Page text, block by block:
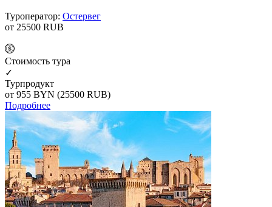
Туроператор: Остервег
от 25500 RUB
Cтоимость тура
✓
Турпродукт
от 955 BYN (25500 RUB)
Подробнее